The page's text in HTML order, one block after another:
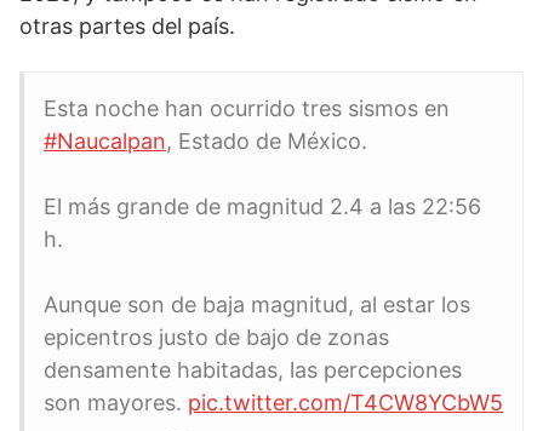
otras partes del país.
Esta noche han ocurrido tres sismos en
#Naucalpan, Estado de México.
El más grande de magnitud 2.4 a las 22:56
h.
Aunque son de baja magnitud, al estar los
epicentros justo de bajo de zonas
densamente habitadas, las percepciones
son mayores. pic.twitter.com/T4CW8YCbW5